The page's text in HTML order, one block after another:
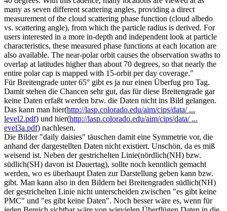
many as seven different scattering angles, providing a direct
measurement of the cloud scattering phase function (cloud albedo
vs. scattering angle), from which the particle radius is derived. For
users interested in a more in-depth and independent look at particle
characteristics, these measured phase functions at each location are
also available. The near-polar orbit causes the observation swaths to
overlap at latitudes higher than about 70 degrees, so that nearly the
entire polar cap is mapped with 15-orbit per day coverage."
Für Breitengrade unter 65° gibt es ja nur einen Überfug pro Tag.
Damit stehen die Chancen sehr gut, das für diese Breitengrade gar
keine Daten erfaßt werden bzw. die Daten nicht ins Bild gelangen.
Das kann man hier(http://lasp.colorado.edu/aim/cips/data/ ...
level2.pdf) und hier(http://lasp.colorado.edu/aim/cips/data/ ...
evel3a.pdf) nachlesen.
Die Bilder "daily daisies" täuschen damit eine Symmetrie vor, die
anhand der dargestellten Daten nicht existiert. Unschön, da es miß
weisend ist. Neben der gestrichelten Linie(nördlich(NH) bzw.
südlich(SH) davon ist Dauertag), sollte noch kenntlich gemacht
werden, wo es überhaupt Daten zur Darstellung geben kann bzw.
gibt. Man kann also in den Bildern bei Breitengraden südlich(NH)
der gestrichelten Linie nicht unterscheiden zwischen "es gibt keine
PMC" und "es gibt keine Daten". Noch besser wäre es, wenn für